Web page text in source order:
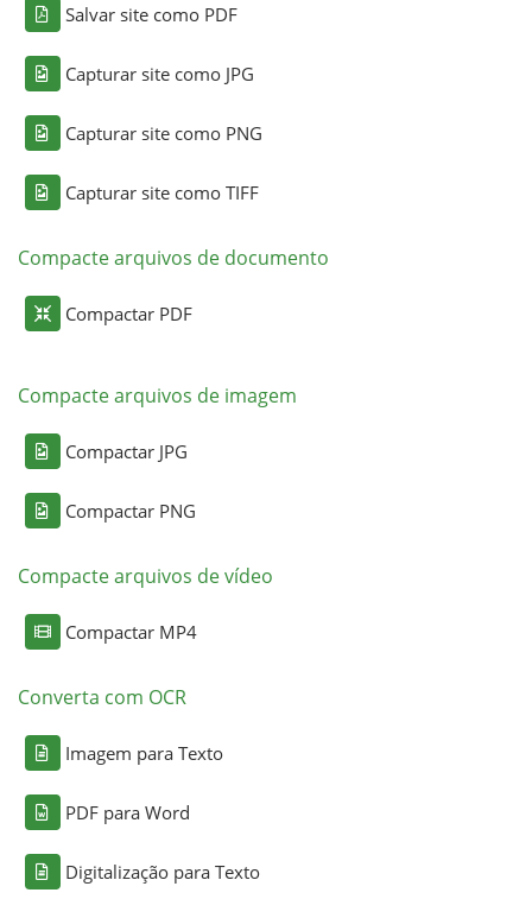
Salvar site como PDF
Capturar site como JPG
Capturar site como PNG
Capturar site como TIFF
Compacte arquivos de documento
Compactar PDF
Compacte arquivos de imagem
Compactar JPG
Compactar PNG
Compacte arquivos de vídeo
Compactar MP4
Converta com OCR
Imagem para Texto
PDF para Word
Digitalização para Texto